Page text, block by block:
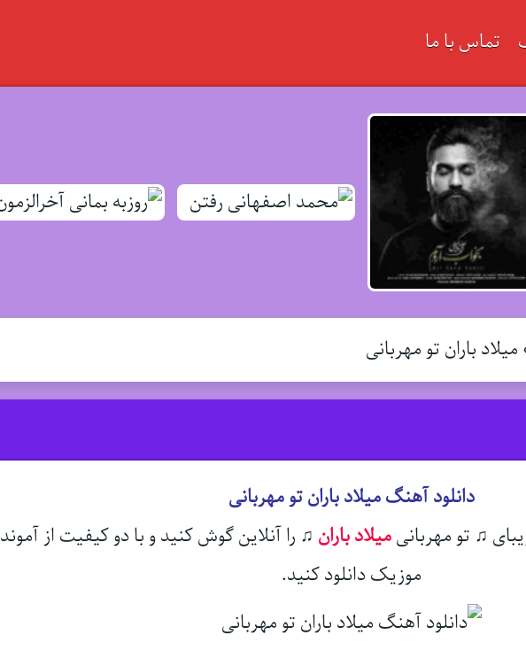
تماس با ما
میلاد باران تو مهربانی
دانلود آهنگ میلاد باران تو مهربانی
♫ تو مهربانیمیلاد باران ♫ را آنلاین گوش کنید و با دو کیفیت از آموند
موزیک دانلود کنید.